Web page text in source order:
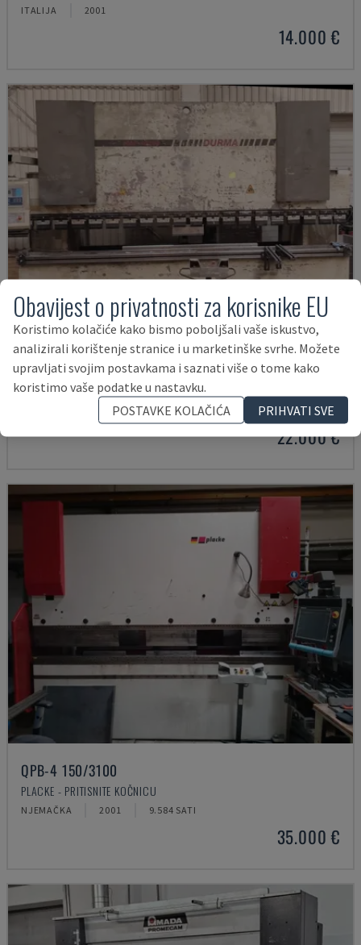
ITALIJA 2001
14.000 €
HAP 40200
DURMA - PRITISNITE KOČNICU
22.000 €
QPB-4 150/3100
PLACKE - PRITISNITE KOČNICU
NJEMAČKA 2001 9.584 SATI
35.000 €
Obavijest o privatnosti za korisnike EU
Koristimo kolačiće kako bismo poboljšali vaše iskustvo,
analizirali korištenje stranice i u marketinške svrhe. Možete
upravljati svojim postavkama i saznati više o tome kako
koristimo vaše podatke u nastavku.
POSTAVKE KOLAČIĆA
PRIHVATI SVE